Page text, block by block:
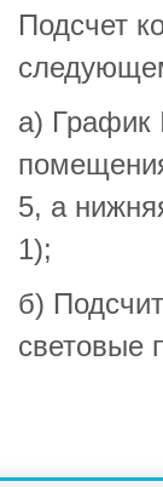
Подсчет
а) График
5, а
1);
б)
световые